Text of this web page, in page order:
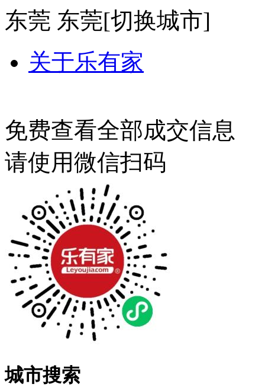
东莞 东莞[切换城市]
关于乐有家
免费查看全部成交信息
请使用微信扫码
城市搜索